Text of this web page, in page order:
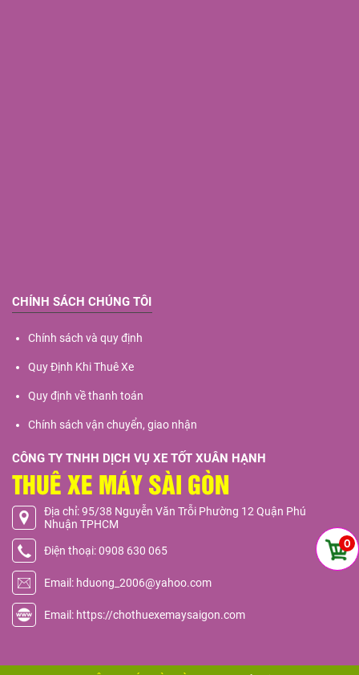
CHÍNH SÁCH CHÚNG TÔI
Chính sách và quy định
Quy Định Khi Thuê Xe
Quy định về thanh toán
Chính sách vận chuyển, giao nhận
CÔNG TY TNHH DỊCH VỤ XE TỐT XUÂN HẠNH
THUÊ XE MÁY SÀI GÒN
Địa chỉ: 95/38 Nguyễn Văn Trỗi Phường 12 Quận Phú
Nhuận TPHCM
Điện thoại: 0908 630 065
Email: hduong_2006@yahoo.com
Email: https://chothuexemaysaigon.com
0